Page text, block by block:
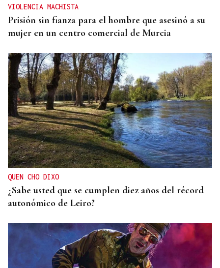
VIOLENCIA MACHISTA
Prisión sin fianza para el hombre que asesinó a su
mujer en un centro comercial de Murcia
QUEN CHO DIXO
¿Sabe usted que se cumplen diez años del récord
autonómico de Leiro?